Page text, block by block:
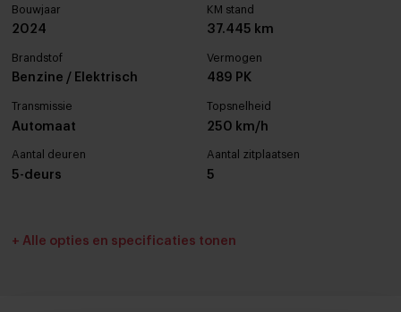
Bouwjaar
2024
KM stand
37.445 km
Brandstof
Benzine / Elektrisch
Vermogen
489 PK
Transmissie
Automaat
Topsnelheid
250 km/h
Aantal deuren
5-deurs
Aantal zitplaatsen
5
Interieurkleur Bekleding
+ Alle opties en specificaties tonen